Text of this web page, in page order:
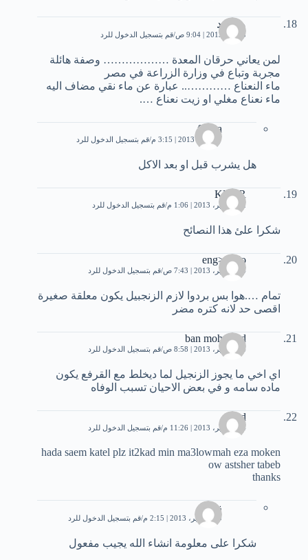
محمود
3 مايو، 2013 | 9:04 ص قم بتسجيل الدخول للرد
لمن يعاني حرقان المعدة ……………… وصفة هائلة
مجربة وتباع في وزارة الزراعة في مصر
ماء النعناع ………….. عبارة عن ماء نقي مضاف اليه
ماء نعناع مغلي او زيت نعناع ….
floraa
17 مايو، 2013 | 3:15 م قم بتسجيل الدخول للرد
هل يشرب قبل او بعد الاكل
KRAR
12 سبتمبر، 2013 | 1:06 م قم بتسجيل الدخول للرد
شكرا علئ هذا النصائح
eng>mido
14 سبتمبر، 2013 | 7:43 ص قم بتسجيل الدخول للرد
تمام ….هوا بس بردوا لازم الزنجبيل يكون معلقة صغيرة
اقصى حد لانه كتره مضر
ban mohamad
14 سبتمبر، 2013 | 8:58 ص قم بتسجيل الدخول للرد
اي اخي ما يجوز الزنجيل لما ديخلط مع القرفع يكون
ماده سامه و في بعض الاحيان تسبب الوفاه
saed
14 سبتمبر، 2013 | 11:26 م قم بتسجيل الدخول للرد
hada saem katel plz it2kad min ma3lowmah eza moken
ow astsher tabeb
thanks
زيزو
20 سبتمبر، 2013 | 2:15 م قم بتسجيل الدخول للرد
شكرا على معلومة انشاء الله يجيب مفعول